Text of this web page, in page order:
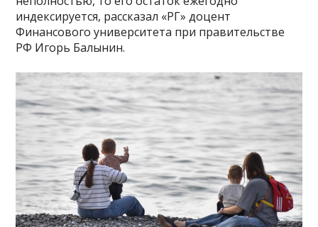
индексируется, рассказал «РГ» доцент
Финансового университета при правительстве
РФ Игорь Балынин.